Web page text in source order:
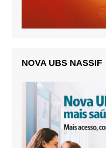
NOVA UBS NASSIF